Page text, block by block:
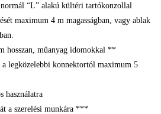
normál “L” alakú kültéri tartókonzollal
maximum 4 m magasságban, vagy ablak
hosszan, műanyag idomokkal **
a legközelebbi konnektortól maximum 5
használatra
a szerelési munkára ***